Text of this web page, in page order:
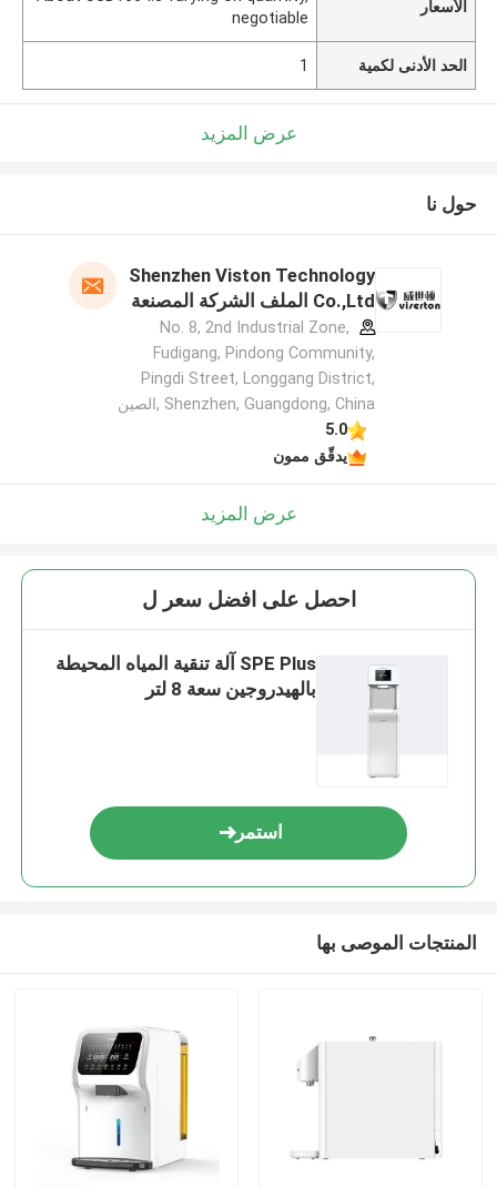
الأسعار
negotiable
الحد الأدنى لكمية 1
عرض المزيد
حول نا
Shenzhen Viston Technology
Co.,Ltd الملف الشركة المصنعة
No. 8, 2nd Industrial Zone,
Fudigang, Pindong Community,
Pingdi Street, Longgang District,
Shenzhen, Guangdong, China ,الصين
5.0
يدقّق ممون
عرض المزيد
احصل على افضل سعر ل
SPE Plus آلة تنقية المياه المحيطة
بالهيدروجين سعة 8 لتر
استمر
المنتجات الموصى بها